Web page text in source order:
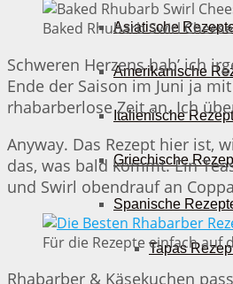
Asiatische
Amerikanische
Italienische
Griechische
Spanische
Tapas
Baked Rhubarb Swirl
Schweren Herzens hab’ ich
Ende der Saison im Juni ja
rhabarberlose Zeit an. Ich
Anyway. Das Rezept hier ist,
das, was bald kommt. Ein
und Swirl obendrauf an
Für die Rezepte einfach auf
Rhabarber & Käsekuchen